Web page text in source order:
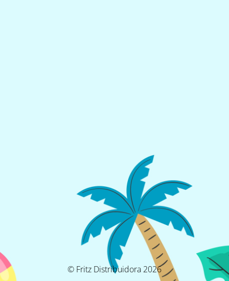
© Fritz Distribuidora 2026